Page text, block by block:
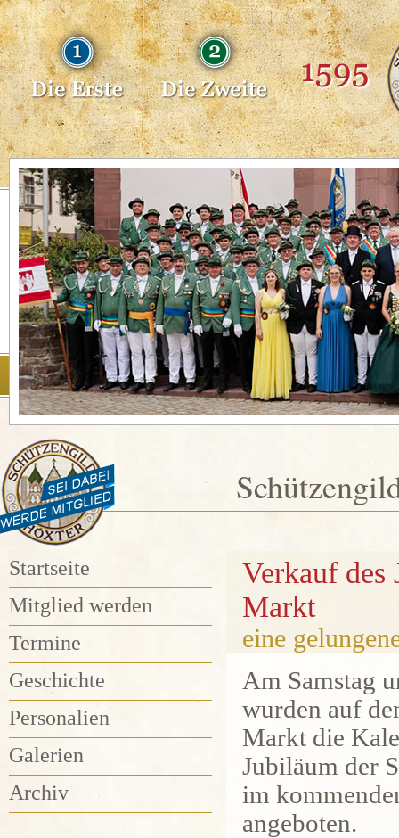
Startseite
Mitglied werden
Termine
Geschichte
Personalien
Galerien
Archiv
Verkauf des
Markt
eine
Am Samstag
wurden auf
Markt die
Jubiläum der
im
angeboten.